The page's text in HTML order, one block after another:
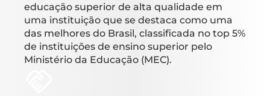
educação superior de alta qualidade em
uma instituição que se destaca como uma
das melhores do Brasil, classificada no top 5%
de instituições de ensino superior pelo
Ministério da Educação (MEC).